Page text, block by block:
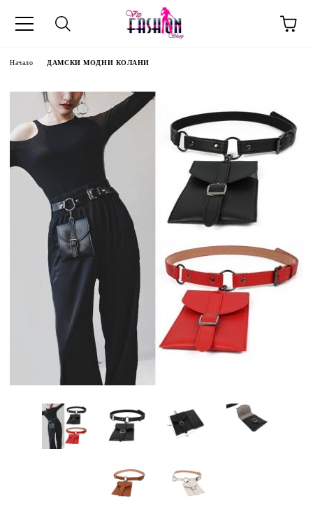
Начало ДАМСКИ МОДНИ КОЛАНИ